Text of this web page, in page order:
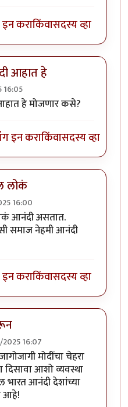
कराकिंवासदस्य व्हा
आहात हे
16:05
लोकंbyआग्या१९९०
हे मोजणार कसे?
इन कराकिंवासदस्य व्हा
लोकं
16:00
देशbyसुक्या
आनंदी असतात.
समाज नेहमी आनंदी
कराकिंवासदस्य व्हा
2025 16:07
देशbyसुक्या
मोदींचा चेहरा
आशो व्यवस्था
भारत आनंदी देशांच्या
आहे!